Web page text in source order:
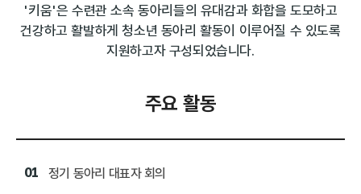
'키움'은 수련관 소속 동아리들의 유대감과 화합을 도모하고
건강하고 활발하게 청소년 동아리 활동이 이루어질 수 있도록
지원하고자 구성되었습니다.
주요 활동
01 정기 동아리 대표자 회의